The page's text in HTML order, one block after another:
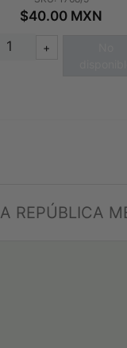
$40.00 MXN
+
REPÚBLICA